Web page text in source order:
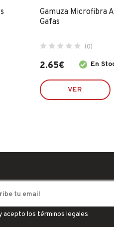
Gamuza Microfibra
Gafas
(0)
2.65€ En
VER
acepto los términos legales